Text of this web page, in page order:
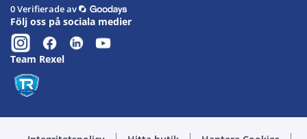
0 Verifierade av
Följ oss på sociala medier
Team Rexel